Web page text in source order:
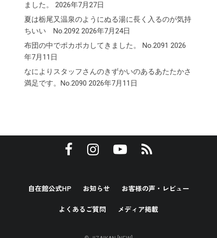
ました。
2026年7月27日
夏は栃尾又温泉のようにぬる湯に長く入るのが気持
ちいい No.2092 2026年7月24日
布団の中でポカポカしてきました。 No.2091 2026
年7月11日
なによりスタッフさんのきずかいのあるあたたかさ
満足です。No.2090 2026年7月11日
自在館公式HP お知らせ お客様の声・レビュー
よくあるご質問 メディア掲載